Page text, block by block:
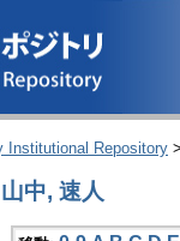
Institutional Repository
中, 速人